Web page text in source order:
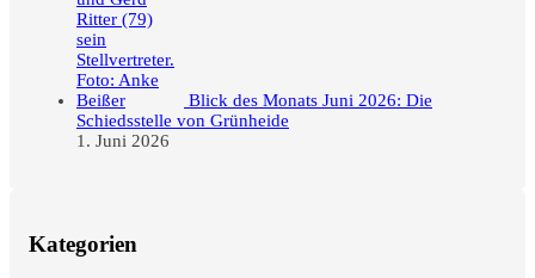
Blick des Monats Juni 2026: Die
Schiedsstelle von Grünheide
1. Juni 2026
Kategorien